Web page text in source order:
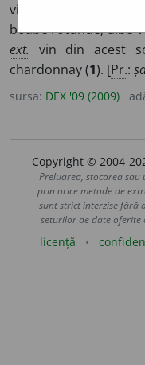
vie, de origine
boabe rotunde, albe-
ext. vin din acest
chardonnay (1). [Pr.:
sursa: DEX '09 (2009)
Copyright © 2004-
Preluarea, stocarea sau
prin orice metode de
sunt strict interzise fără
seturilor de date oferite
licență